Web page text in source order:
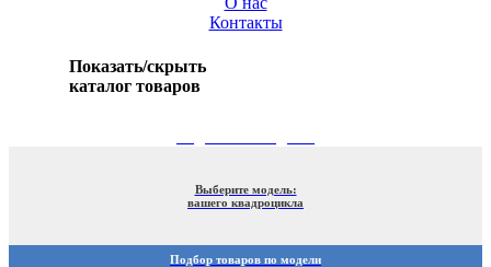
Контакты
Показать/скрыть
каталог товаров
Выберите модель:
вашего квадроцикла
Подбор товаров по модели